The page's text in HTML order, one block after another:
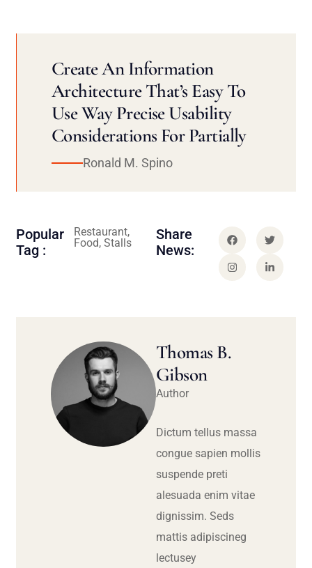
Create An Information
Architecture That’s Easy To
Use Way Precise Usability
Considerations For Partially
Ronald M. Spino
Popular
Tag :
Restaurant,
Food, Stalls
Share
News:
Thomas B.
Gibson
Author
Dictum tellus massa
congue sapien mollis
suspende preti
alesuada enim vitae
dignissim. Seds
mattis adipiscineg
lectusey